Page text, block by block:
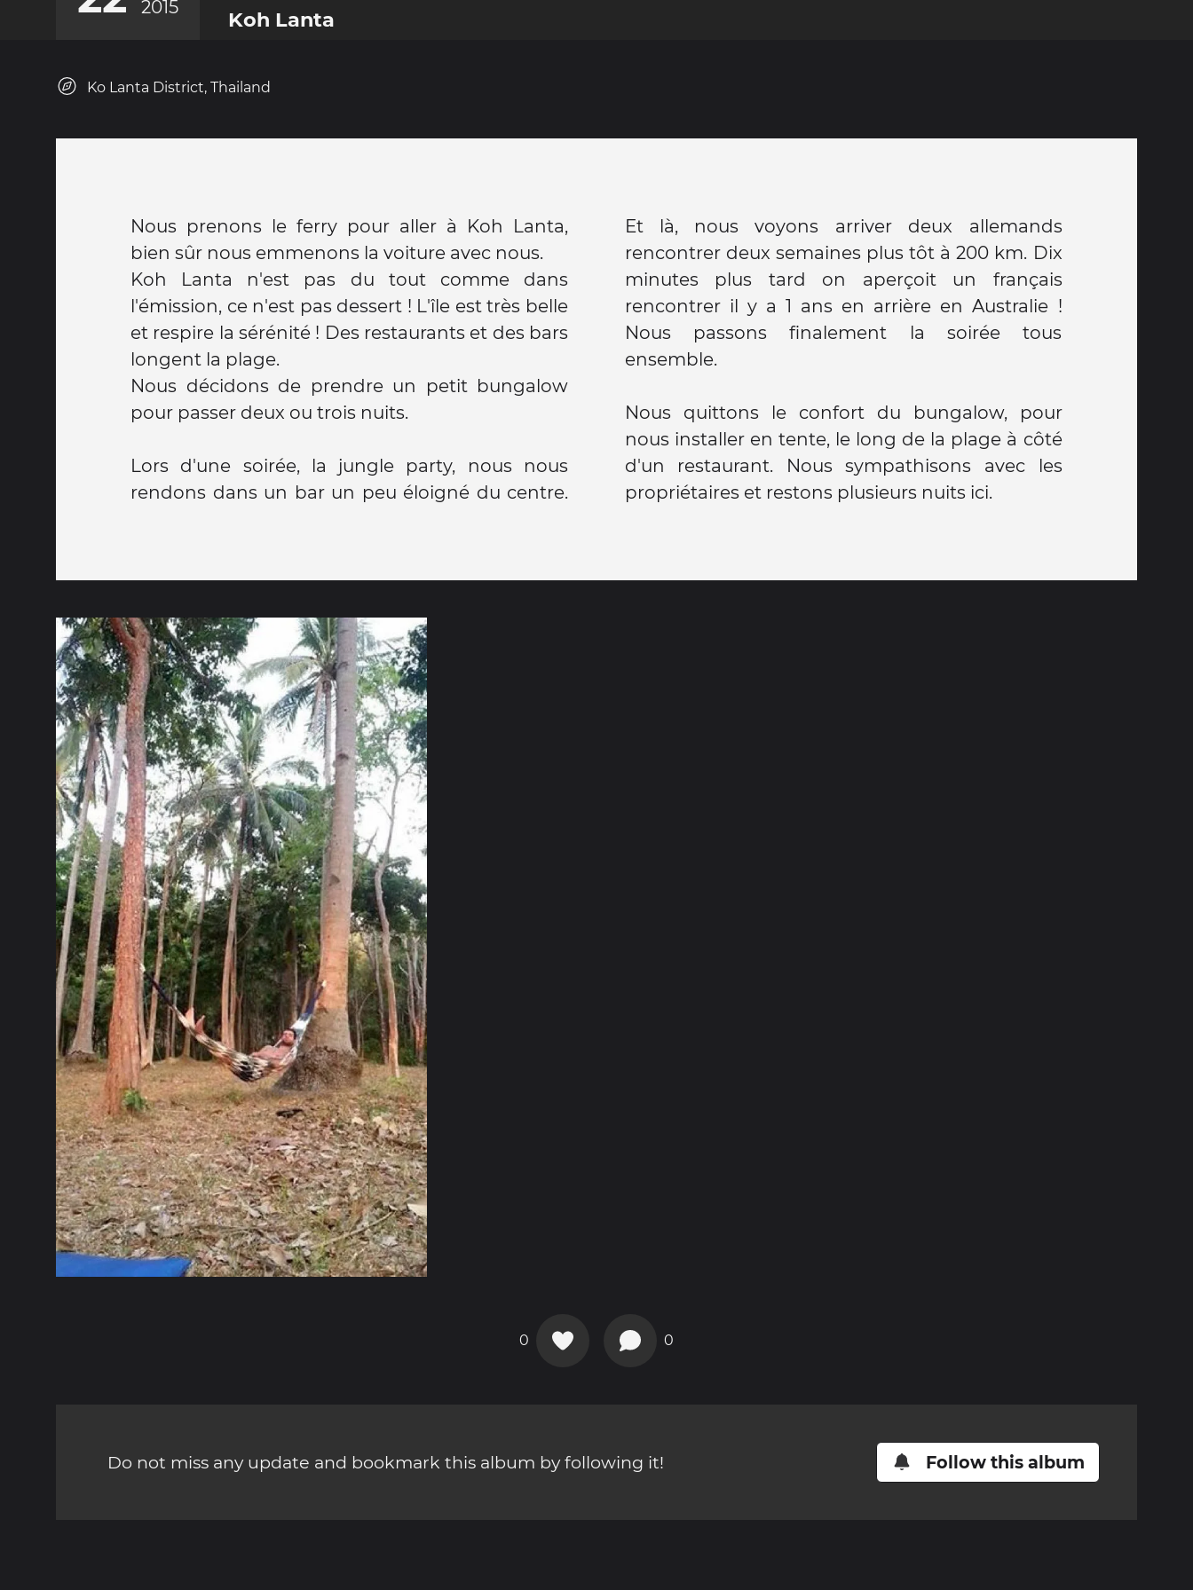
2015 Koh Lanta
Ko Lanta District, Thailand
Nous prenons le ferry pour aller à Koh Lanta,
bien sûr nous emmenons la voiture avec nous.
Koh Lanta n'est pas du tout comme dans
l'émission, ce n'est pas dessert ! L'île est très belle
et respire la sérénité ! Des restaurants et des bars
longent la plage.
Nous décidons de prendre un petit bungalow
pour passer deux ou trois nuits.
Lors d'une soirée, la jungle party, nous nous
rendons dans un bar un peu éloigné du centre.
Et là, nous voyons arriver deux allemands
rencontrer deux semaines plus tôt à 200 km. Dix
minutes plus tard on aperçoit un français
rencontrer il y a 1 ans en arrière en Australie !
Nous passons finalement la soirée tous
ensemble.
Nous quittons le confort du bungalow, pour
nous installer en tente, le long de la plage à côté
d'un restaurant. Nous sympathisons avec les
propriétaires et restons plusieurs nuits ici.
0 0
Do not miss any update and bookmark this album by following it! Follow this album